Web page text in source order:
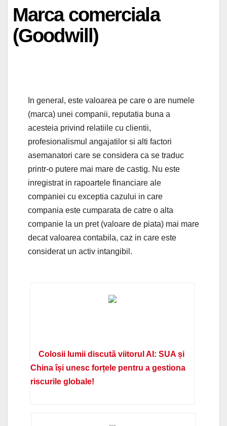
Marca comerciala
(Goodwill)
In general, este valoarea pe care o are numele
(marca) unei companii, reputatia buna a
acesteia privind relatiile cu clientii,
profesionalismul angajatilor si alti factori
asemanatori care se considera ca se traduc
printr-o putere mai mare de castig. Nu este
inregistrat in rapoartele financiare ale
companiei cu exceptia cazului in care
compania este cumparata de catre o alta
companie la un pret (valoare de piata) mai mare
decat valoarea contabila, caz in care este
considerat un activ intangibil.
Colosii lumii discută viitorul AI: SUA și
China își unesc forțele pentru a gestiona
riscurile globale!